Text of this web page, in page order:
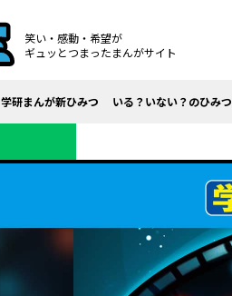
笑い・感動・希望が
ギュッとつまったまんがサイト
学研まんが新ひみつ いる？いない？のひみつ